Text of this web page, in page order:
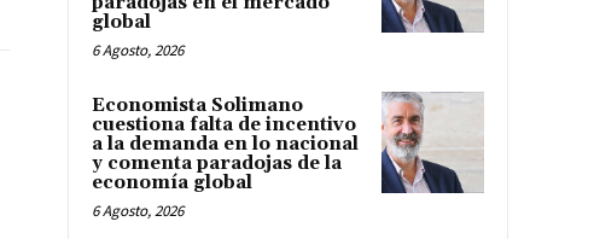
global
6 Agosto, 2026
Economista Solimano
cuestiona falta de incentivo
a la demanda en lo nacional
y comenta paradojas de la
economía global
6 Agosto, 2026